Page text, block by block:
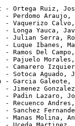
- Ortega Ruiz,
Araujo,
Vaquerizo
Longa Yauca,
- Julian Serra,
- Luque
Del
- Pajuelo
- Garcia
Jimenez
Padin Lazaro,
- Recuenco
Sanchez
- Manas